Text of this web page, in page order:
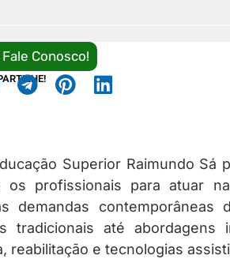
Conosco!
Superior Raimundo Sá
os profissionais para atuar
demandas contemporâneas
até abordagens
reabilitação e tecnologias